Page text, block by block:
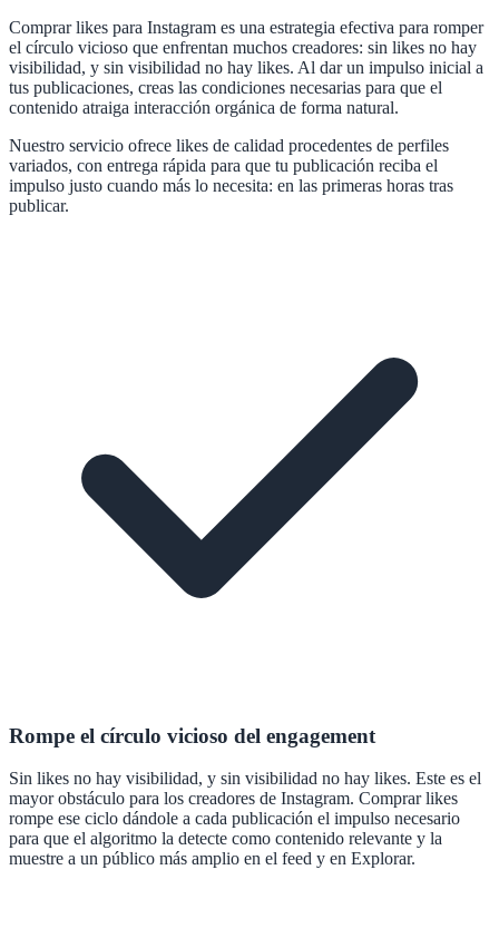
Comprar likes para Instagram es una estrategia efectiva para romper
el círculo vicioso que enfrentan muchos creadores: sin likes no hay
visibilidad, y sin visibilidad no hay likes. Al dar un impulso inicial a
tus publicaciones, creas las condiciones necesarias para que el
contenido atraiga interacción orgánica de forma natural.
Nuestro servicio ofrece likes de calidad procedentes de perfiles
variados, con entrega rápida para que tu publicación reciba el
impulso justo cuando más lo necesita: en las primeras horas tras
publicar.
Rompe el círculo vicioso del engagement
Sin likes no hay visibilidad, y sin visibilidad no hay likes. Este es el
mayor obstáculo para los creadores de Instagram. Comprar likes
rompe ese ciclo dándole a cada publicación el impulso necesario
para que el algoritmo la detecte como contenido relevante y la
muestre a un público más amplio en el feed y en Explorar.